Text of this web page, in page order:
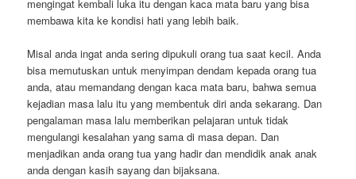
mengingat kembali luka itu dengan kaca mata baru yang bisa
membawa kita ke kondisi hati yang lebih baik.
Misal anda ingat anda sering dipukuli orang tua saat kecil. Anda
bisa memutuskan untuk menyimpan dendam kepada orang tua
anda, atau memandang dengan kaca mata baru, bahwa semua
kejadian masa lalu itu yang membentuk diri anda sekarang. Dan
pengalaman masa lalu memberikan pelajaran untuk tidak
mengulangi kesalahan yang sama di masa depan. Dan
menjadikan anda orang tua yang hadir dan mendidik anak anak
anda dengan kasih sayang dan bijaksana.